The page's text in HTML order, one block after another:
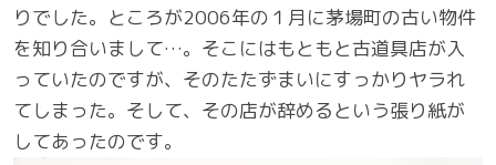
りでした。ところが2006年の１月に茅場町の古い物件
を知り合いまして…。そこにはもともと古道具店が入
っていたのですが、そのたたずまいにすっかりヤラれ
てしまった。そして、その店が辞めるという張り紙が
してあったのです。